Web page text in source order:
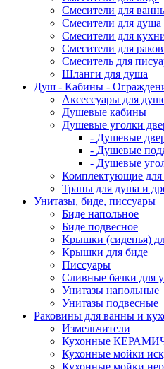
Смесители для
Смесители для душа
Смесители для
Смесители для
Смеситель для
Шланги для душа
Душ - Кабины -
Аксессуары для
Душевые кабины
Душевые уголки
- Душевые
- Душевые
- Душевые
Комплектующие для
Трапы для душа и
Унитазы, биде, писсуары
Биде напольное
Биде подвесное
Крышки (сиденья)
Крышки для биде
Писсуары
Сливные бачки для
Унитазы напольные
Унитазы подвесные
Раковины для ванны и
Измельчители
Кухонные
Кухонные мойки
Кухонные мойки